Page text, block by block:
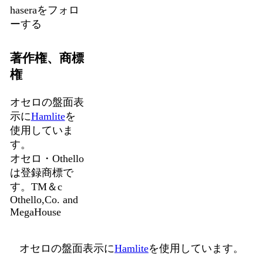
haseraをフォロ
ーする
著作権、商標
権
オセロの盤面表
示にHamliteを
使用していま
す。
オセロ・Othello
は登録商標で
す。TM＆c
Othello,Co. and
MegaHouse
オセロの盤面表示にHamliteを使用しています。